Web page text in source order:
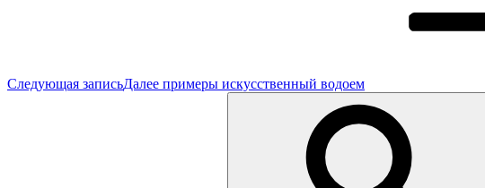
Следующая записьДалее примеры искусственный водоем